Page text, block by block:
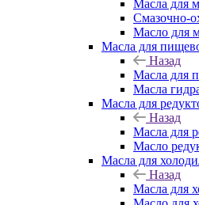
Масла для
Смазочно-
Масло для
Масла для
Назад
Масла для
Масла
Масла для
Назад
Масла для
Масло
Масла для
Назад
Масла для